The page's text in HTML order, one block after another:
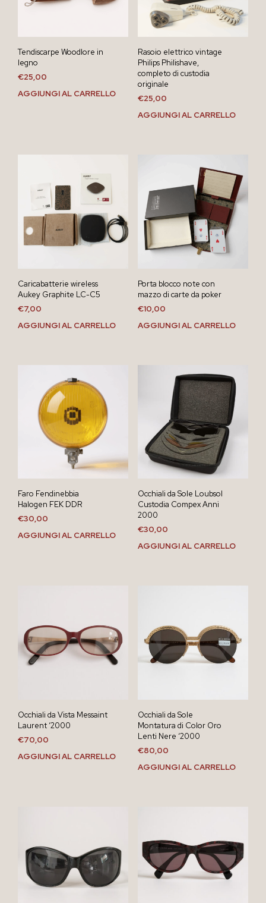
Tendiscarpe Woodlore in
legno
€25,00
AGGIUNGI AL CARRELLO
Rasoio elettrico vintage
Philips Philishave,
completo di custodia
originale
€25,00
AGGIUNGI AL CARRELLO
Caricabatterie wireless
Aukey Graphite LC-C5
€7,00
AGGIUNGI AL CARRELLO
Porta blocco note con
mazzo di carte da poker
€10,00
AGGIUNGI AL CARRELLO
Faro Fendinebbia
Halogen FEK DDR
€30,00
AGGIUNGI AL CARRELLO
Occhiali da Sole Loubsol
Custodia Compex Anni
2000
€30,00
AGGIUNGI AL CARRELLO
Occhiali da Vista Messaint
Laurent ‘2000
€70,00
AGGIUNGI AL CARRELLO
Occhiali da Sole
Montatura di Color Oro
Lenti Nere ‘2000
€80,00
AGGIUNGI AL CARRELLO